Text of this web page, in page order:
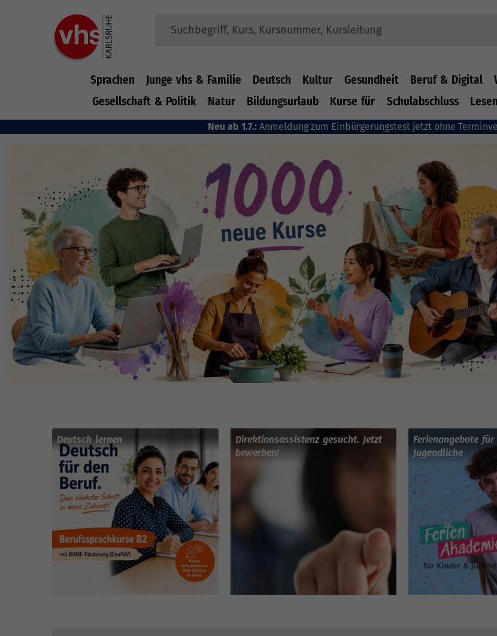
Sprachen Junge vhs & Familie Deutsch Kultur Gesundheit Beruf & Digital
Gesellschaft & Politik
Natur Bildungsurlaub Kurse für Schulabschluss
Neu ab 1.7.: Anmeldung zum Einbürgerungstest jetzt ohne
Deutsch lernen
Direktionsassistenz gesucht. Jetzt
bewerben!
Ferienangebote
Jugendliche